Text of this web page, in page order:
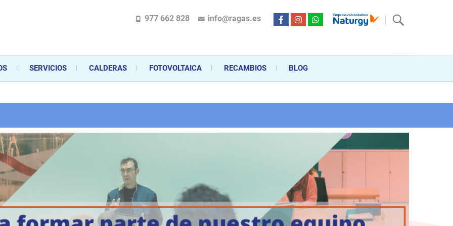
en la instalación, comercialización y mantenimiento de gas y electricidad desde hace más de 20 años . Acompañamos al cliente
aparatos de gas, climatización o electrodomésticos, desde el asesoramiento personalizado en la venta, montaje y reparación, hasta la
977 662 828 info@ragas.es
SERVICIOS CALDERAS FOTOVOLTAICA RECAMBIOS BLOG